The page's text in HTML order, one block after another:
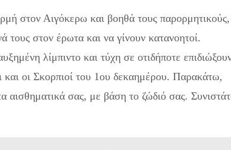
στον Αιγόκερω και βοηθά τους παρορμητικούς,
στον έρωτα και να γίνουν κατανοητοί.
λίμπιντο και τύχη σε οτιδήποτε
και οι Σκορπιοί του 1ου δεκαημέρου. Παρακάτω,
αισθηματικά σας, με βάση το ζώδιό σας.